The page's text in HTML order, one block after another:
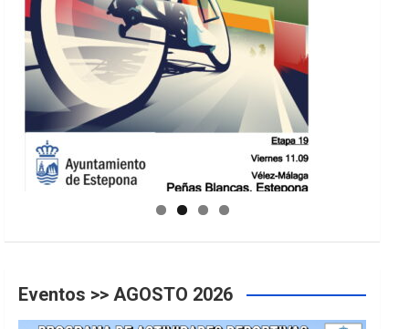
GUIA DE INSTALACIONES DEPORTIVAS
Eventos >> AGOSTO 2026